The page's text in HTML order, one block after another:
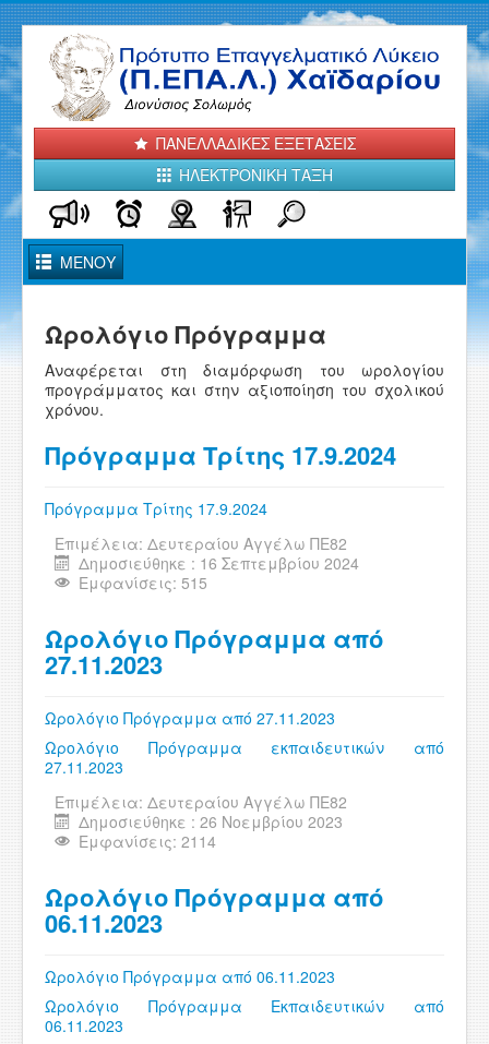
ΠΑΝΕΛΛΑΔΙΚΕΣ ΕΞΕΤΑΣΕΙΣ
ΗΛΕΚΤΡΟΝΙΚΗ ΤΑΞΗ
Toggle
Navigation
ΜΕΝΟΥ
ΑΝΑΚΟΙΝΩΣΕΙΣ - ΝΕΑ
ΤΟΜΕΙΣ και ΕΙΔΙΚΟΤΗΤΕΣ
ΧΡΗΣΙΜΑ
ΕΠΙΚΟΙΝΩΝΙΑ
Ωρολόγιο Πρόγραμμα
Αναφέρεται στη διαμόρφωση του ωρολογίου
προγράμματος και στην αξιοποίηση του σχολικού
χρόνου.
Πρόγραμμα Τρίτης 17.9.2024
Πρόγραμμα Τρίτης 17.9.2024
Επιμέλεια: Δευτεραίου Αγγέλω ΠΕ82
Δημοσιεύθηκε : 16 Σεπτεμβρίου 2024
Εμφανίσεις: 515
Ωρολόγιο Πρόγραμμα από
27.11.2023
Ωρολόγιο Πρόγραμμα από 27.11.2023
Ωρολόγιο Πρόγραμμα εκπαιδευτικών από
27.11.2023
Επιμέλεια: Δευτεραίου Αγγέλω ΠΕ82
Δημοσιεύθηκε : 26 Νοεμβρίου 2023
Εμφανίσεις: 2114
Ωρολόγιο Πρόγραμμα από
06.11.2023
Ωρολόγιο Πρόγραμμα από 06.11.2023
Ωρολόγιο Πρόγραμμα Εκπαιδευτικών από
06.11.2023